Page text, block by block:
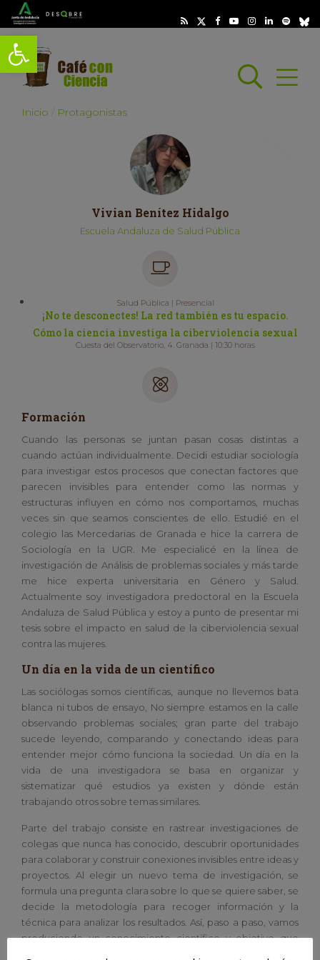
Abrir barra de herramientas
Abrir
Inicio Protagonistas
Vivian Benítez Hidalgo
Escuela Andaluza de Salud Pública
Salud Pública | Presencial
¡No te desconectes! La red también es tu espacio.
Cómo la ciencia investiga la ciberviolencia sexual
Cuesta del Observatorio, 4. Granada | 10:30 horas
Formación
Cuando las personas se juntan pasan cosas distintas a
cuando actúan individualmente. Decidi estudiar sociología
para investigar estos procesos que conectan factores que
parecen invisibles para entender como las normas y
estructuras influyen en cómo nos comportamos, muchas
veces sin que seamos conscientes de ello. Estudié en el
colegio las Mercedarias de Granada e hice la carrera de
Sociología en la UGR. Me especialicé en la línea de
investigación de Análisis de problemas sociales y más tarde
me hice experta universitaria en Género y Salud.
Actualmente soy investigadora predoctoral en la Escuela
Andaluza de Salud Pública y estoy a punto de presentar mi
tesis sobre el impacto en salud de la ciberviolencia sexual
contra las mujeres.
Un día en la vida de un científico
Las sociólogas somos científicas, aunque no llevemos bata
blanca ni tubos de ensayo, No siempre estamos en la calle
observando problemas sociales; gran parte del trabajo
sucede leyendo, comparando y conectando ideas para
entender mejor cómo funciona la sociedad. Un día en la
vida de una investigadora se basa en organizar y
sistematizar qué estudios ya existen y dónde están
trabajando otros sobre temas similares.
Parte del trabajo consiste en rastrear investigaciones de
colegas que nunca has conocido, descubrir oportunidades
para colaborar y construir conexiones invisibles entre ideas y
proyectos. Al elegir un nuevo tema de investigación, se
formula una pregunta clara sobre lo que se quiere saber, se
decide la metodología para recoger información y la
técnica para analizar los resultados. Así, paso a paso, vamos
produciendo un conocimiento científico y objetivo que